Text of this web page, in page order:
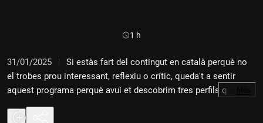
Durada:
1 h
31/01/2025
Si estàs fart del contingut en català perquè no
el trobes prou interessant, reflexiu o crític, queda't a sentir
aquest programa perquè avui et descobrim tres perfils que et
faran veure que no és el què sinó el qui. Avui al podi, tres
reines: l'Anaïs Borràs; creadora de contingut amb una